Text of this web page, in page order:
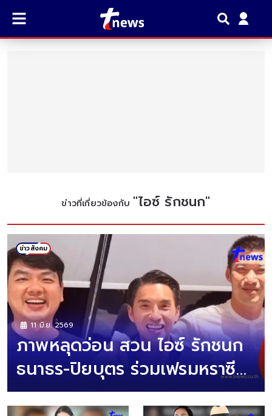
ข่าวที่เกี่ยวข้องกับ "ไอซ์ รักชนก"
ข่าวสังคม
11 มิ.ย. 2569
ภาพหลุดว่อน สวน ไอซ์ รักชนก
ธนาธร-ปิยบุตร ร่วมเฟรมหราซีอี
โอ Plan.B